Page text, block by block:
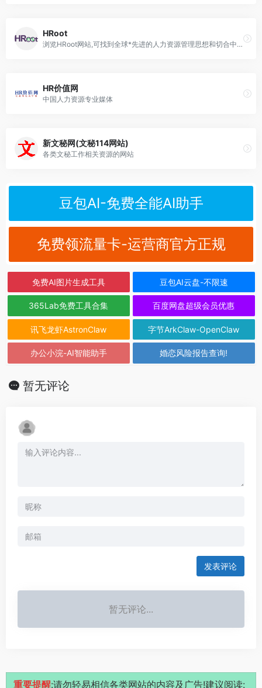
HRoot
浏览HRoot网站,可找到全球*先进的人力资源管理思想和切合中国实际的管理经验
HR价值网
中国人力资源专业媒体
新文秘网(文秘114网站)
各类文秘工作相关资源的网站
豆包AI-免费全能AI助手
免费领流量卡-运营商官方正规
免费AI图片生成工具 豆包AI云盘-不限速
365Lab免费工具合集 百度网盘超级会员优惠
讯飞龙虾AstronClaw 字节ArkClaw-OpenClaw
办公小浣-AI智能助手 婚恋风险报告查询!
暂无评论
发表评论
暂无评论...
重要提醒:请勿轻易相信各类网站的内容及广告!建议阅读: